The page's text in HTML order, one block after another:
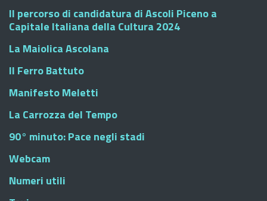
Il percorso di candidatura di Ascoli Piceno a
Capitale Italiana della Cultura 2024
La Maiolica Ascolana
Il Ferro Battuto
Manifesto Meletti
La Carrozza del Tempo
90° minuto: Pace negli stadi
Webcam
Numeri utili